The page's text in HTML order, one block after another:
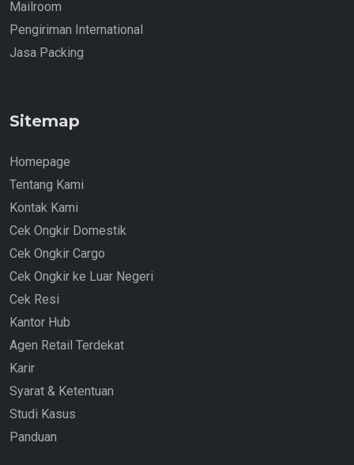
Mailroom
Pengiriman International
Jasa Packing
Sitemap
Homepage
Tentang Kami
Kontak Kami
Cek Ongkir Domestik
Cek Ongkir Cargo
Cek Ongkir ke Luar Negeri
Cek Resi
Kantor Hub
Agen Retail Terdekat
Karir
Syarat & Ketentuan
Studi Kasus
Panduan